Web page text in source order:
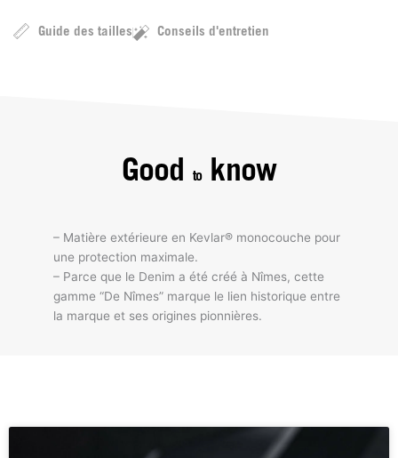
Guide des tailles Conseils d'entretien
Good toknow
– Matière extérieure en Kevlar® monocouche pour
une protection maximale.
– Parce que le Denim a été créé à Nîmes, cette
gamme “De Nîmes” marque le lien historique entre
la marque et ses origines pionnières.